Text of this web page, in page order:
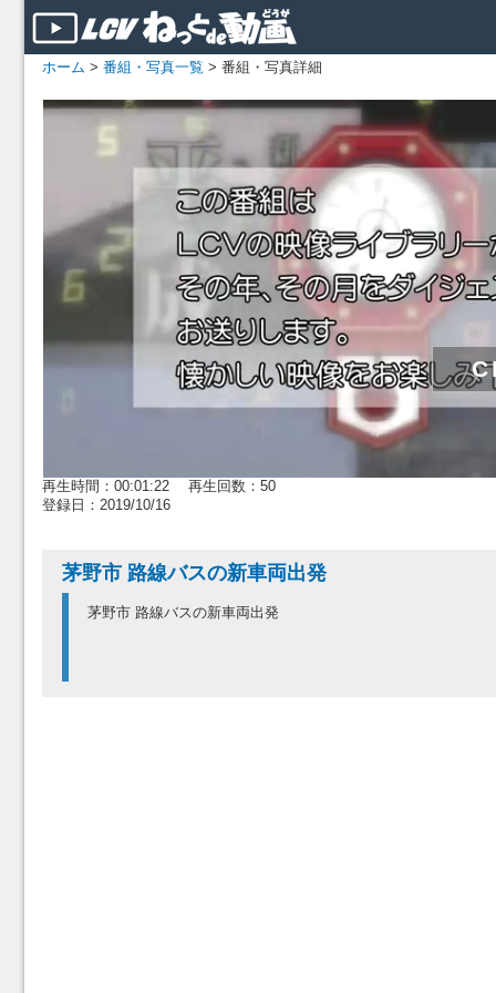
ホーム > 番組・写真一覧 > 番組・写真詳細
再生時間：00:01:22 再生回数：50
登録日：2019/10/16
茅野市 路線バスの新車両出発
茅野市 路線バスの新車両出発